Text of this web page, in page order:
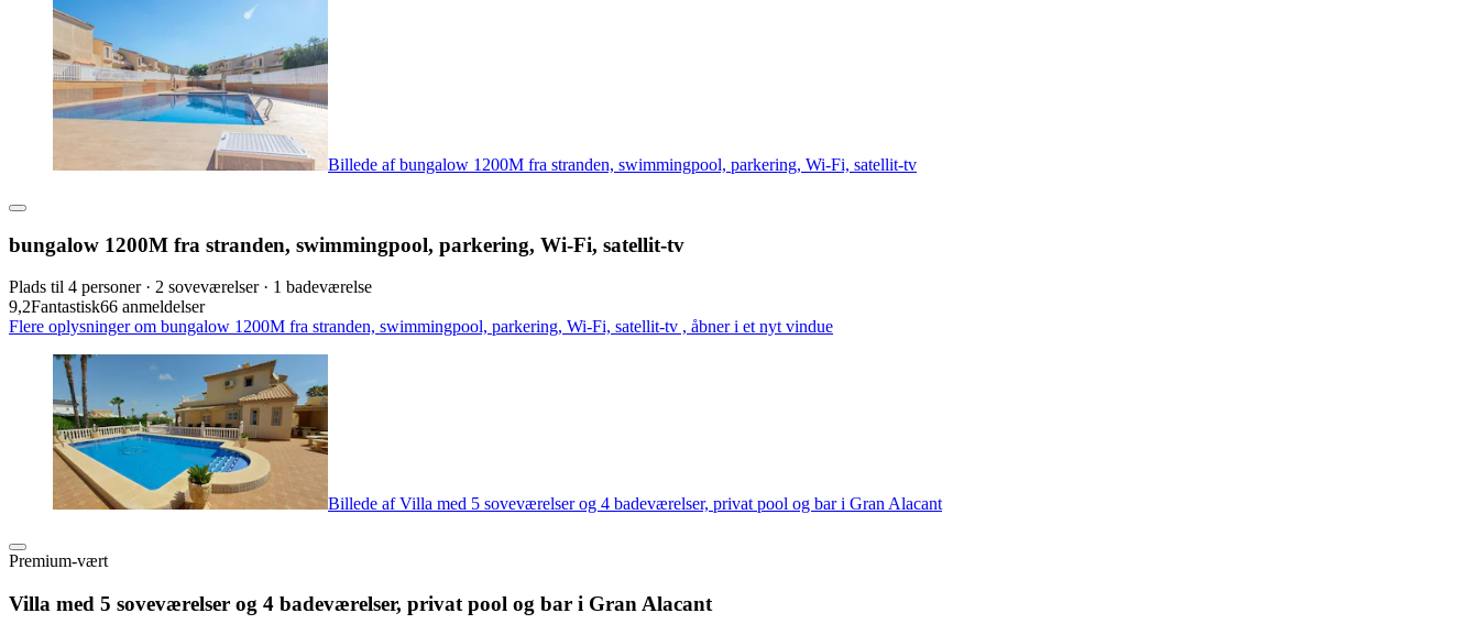
Billede af bungalow 1200M fra stranden, swimmingpool, parkering, Wi-Fi, satellit-tv
bungalow 1200M fra stranden, swimmingpool, parkering, Wi-Fi, satellit-tv
Plads til 4 personer · 2 soveværelser · 1 badeværelse
9,2Fantastisk66 anmeldelser
Flere oplysninger om bungalow 1200M fra stranden, swimmingpool, parkering, Wi-Fi, satellit-tv , åbner i et nyt vindue
Billede af Villa med 5 soveværelser og 4 badeværelser, privat pool og bar i Gran Alacant
Premium-vært
Villa med 5 soveværelser og 4 badeværelser, privat pool og bar i Gran Alacant